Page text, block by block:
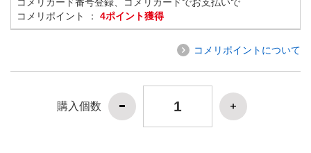
コメリポイント ： 4ポイント獲得
コメリポイントについて
購入個数